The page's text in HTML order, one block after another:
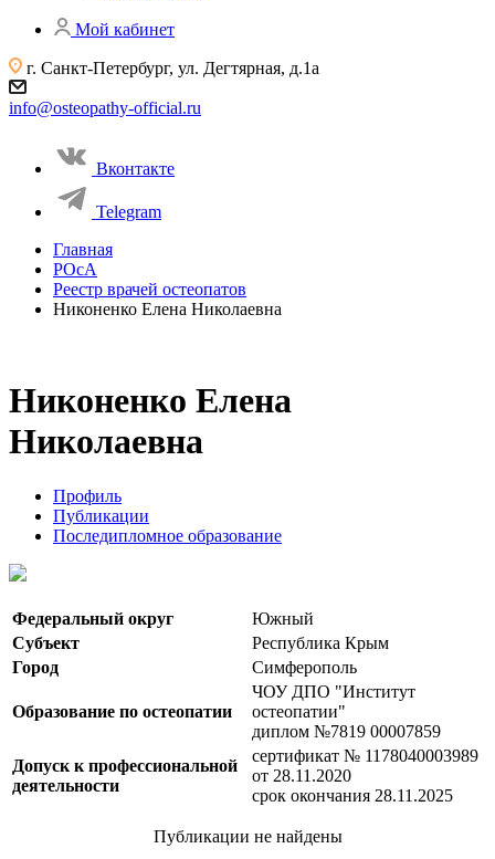
Мой кабинет
г. Санкт-Петербург, ул. Дегтярная, д.1а
info@osteopathy-official.ru
Вконтакте
Telegram
Главная
РОсА
Реестр врачей остеопатов
Никоненко Елена Николаевна
Никоненко Елена
Николаевна
Профиль
Публикации
Последипломное образование
Федеральный округ
Южный
Субъект
Республика Крым
Город
Симферополь
Образование по остеопатии
ЧОУ ДПО "Институт
остеопатии"
диплом №7819 00007859
Допуск к профессиональной
деятельности
сертификат № 1178040003989
от 28.11.2020
срок окончания 28.11.2025
Публикации не найдены